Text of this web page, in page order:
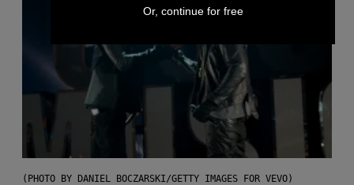
(PHOTO BY DANIEL BOCZARSKI/GETTY IMAGES FOR VEVO)
Or, continue for free